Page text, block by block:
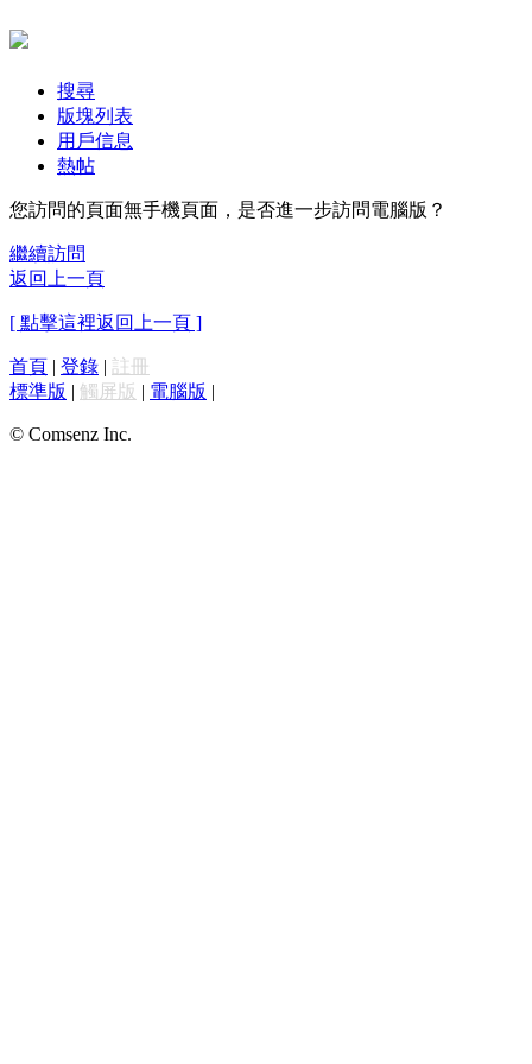
搜尋
版塊列表
用戶信息
熱帖
您訪問的頁面無手機頁面，是否進一步訪問電腦版？
繼續訪問
返回上一頁
[ 點擊這裡返回上一頁 ]
首頁 | 登錄 | 註冊
標準版 | 觸屏版 | 電腦版 |
© Comsenz Inc.